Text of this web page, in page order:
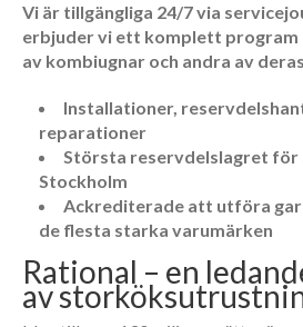
BERKEL
SERVICE
RATIONAL
WEXIÖDISK
SERVICE
HENDI
SERVICE
FRIBERGS
HÄLLDE
SERVICE
Vi är tillgängliga 24/7 via
erbjudervi ett komplett program
av kombiugnar och andra av
Installationer,
reparationer
Största reservdelslagret
Stockholm
Ackrediterade att utföra
de flesta starka varumärken
Rational – en
av